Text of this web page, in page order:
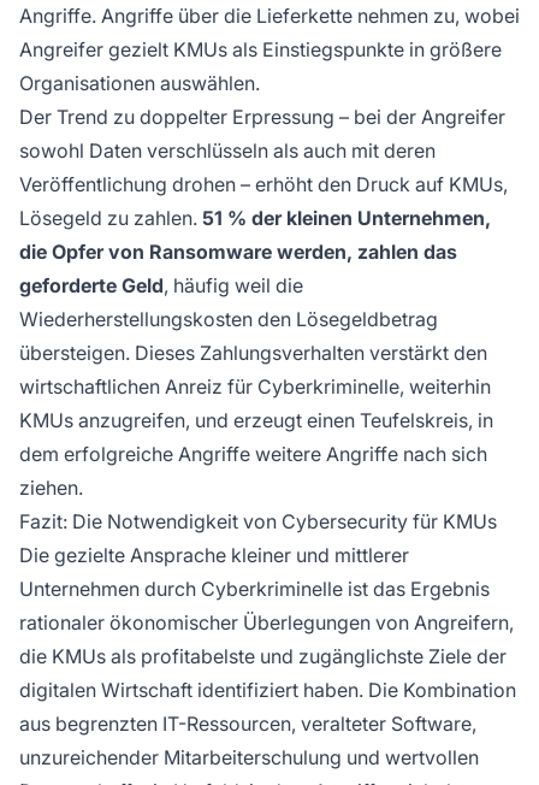
Angriffe. Angriffe über die Lieferkette nehmen zu, wobei
Angreifer gezielt KMUs als Einstiegspunkte in größere
Organisationen auswählen.
Der Trend zu doppelter Erpressung – bei der Angreifer
sowohl Daten verschlüsseln als auch mit deren
Veröffentlichung drohen – erhöht den Druck auf KMUs,
Lösegeld zu zahlen. 51 % der kleinen Unternehmen,
die Opfer von Ransomware werden, zahlen das
geforderte Geld, häufig weil die
Wiederherstellungskosten den Lösegeldbetrag
übersteigen. Dieses Zahlungsverhalten verstärkt den
wirtschaftlichen Anreiz für Cyberkriminelle, weiterhin
KMUs anzugreifen, und erzeugt einen Teufelskreis, in
dem erfolgreiche Angriffe weitere Angriffe nach sich
ziehen.
Fazit: Die Notwendigkeit von Cybersecurity für KMUs
Die gezielte Ansprache kleiner und mittlerer
Unternehmen durch Cyberkriminelle ist das Ergebnis
rationaler ökonomischer Überlegungen von Angreifern,
die KMUs als profitabelste und zugänglichste Ziele der
digitalen Wirtschaft identifiziert haben. Die Kombination
aus begrenzten IT-Ressourcen, veralteter Software,
unzureichender Mitarbeiterschulung und wertvollen